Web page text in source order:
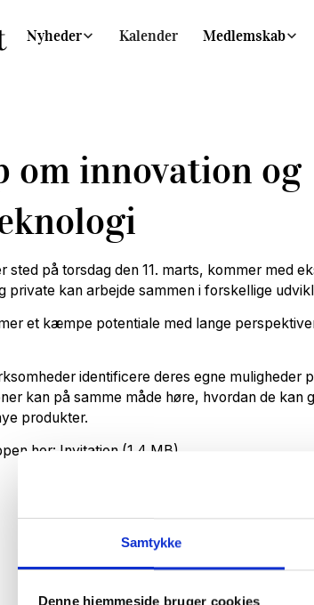
Samtykke
Denne hjemmeside bruger cookies
Nyheder Kalender Medlemskab
om innovation og
sted på torsdag den 11. marts, kommer med
private kan arbejde sammen i forskellige
et kæmpe potentiale med lange
identificere deres egne muligheder
kan på samme måde høre, hvordan de kan
produkter.
her: Invitation (1.4 MB)